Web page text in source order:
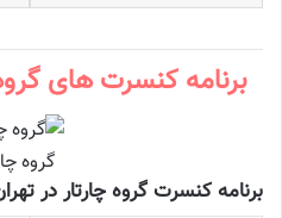
برنامه کنسرت های گروه
گروه
برنامه کنسرت گروه چارتار در